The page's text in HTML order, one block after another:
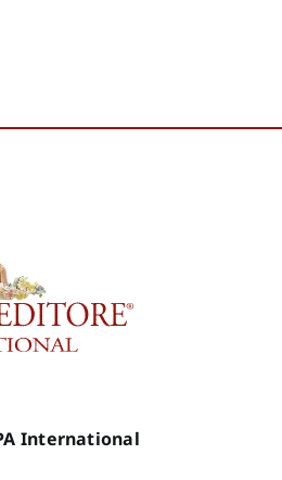
International